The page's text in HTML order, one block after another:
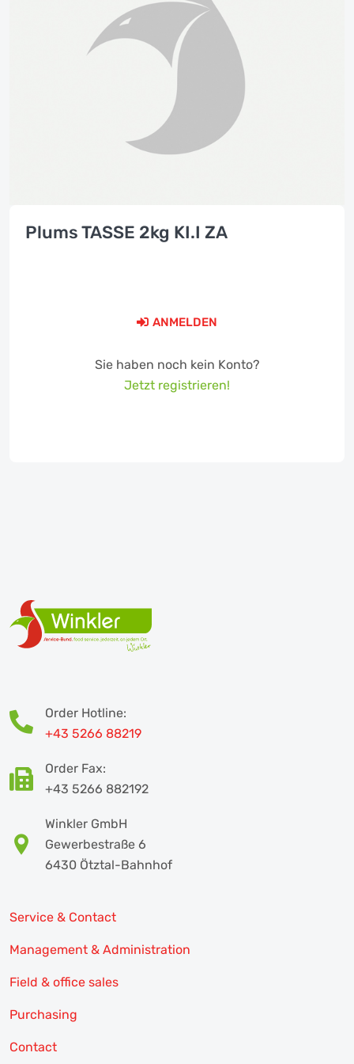
Plums TASSE 2kg KI.I ZA
ANMELDEN
Sie haben noch kein Konto?
Jetzt registrieren!
Order Hotline:
+43 5266 88219
Order Fax:
+43 5266 882192
Winkler GmbH
Gewerbestraße 6
6430 Ötztal-Bahnhof
Service & Contact
Management & Administration
Field & office sales
Purchasing
Contact